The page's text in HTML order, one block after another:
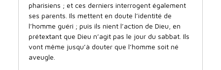
pharisiens ; et ces derniers interrogent également
ses parents. Ils mettent en doute l’identité de
l’homme guéri ; puis ils nient l’action de Dieu, en
prétextant que Dieu n’agit pas le jour du sabbat. Ils
vont même jusqu’à douter que l’homme soit né
aveugle.